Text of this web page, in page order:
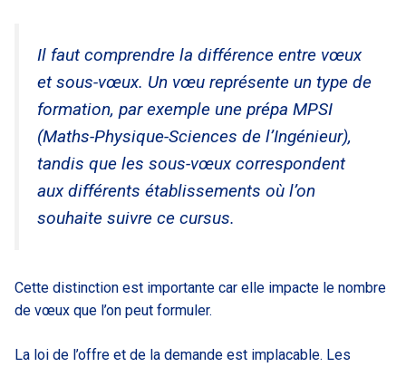
Il faut comprendre la différence entre vœux
et sous-vœux. Un vœu représente un type de
formation, par exemple une prépa MPSI
(Maths-Physique-Sciences de l’Ingénieur),
tandis que les sous-vœux correspondent
aux différents établissements où l’on
souhaite suivre ce cursus.
Cette distinction est importante car elle impacte le nombre
de vœux que l’on peut formuler.
La loi de l’offre et de la demande est implacable. Les